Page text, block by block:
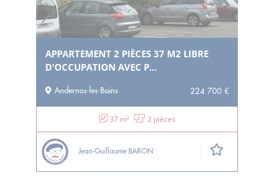
APPARTEMENT 2 PIÈCES 37 M2 LIBRE
D'OCCUPATION AVEC P...
Andernos-les-Bains 224 700 €
37 m² 2 pièces
Jean-Guillaume BARON